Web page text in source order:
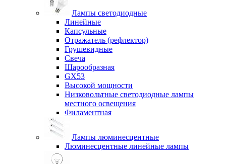
Лампы светодиодные
Линейные
Капсульные
Отражатель (рефлектор)
Грушевидные
Свеча
Шарообразная
GX53
Высокой мощности
Низковольтные светодиодные лампы
местного освещения
Филаментная
Лампы люминесцентные
Люминесцентные линейные лампы